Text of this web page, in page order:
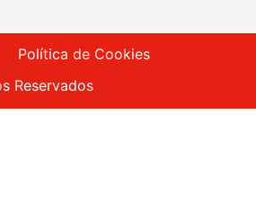
Política de Cookies
Reservados